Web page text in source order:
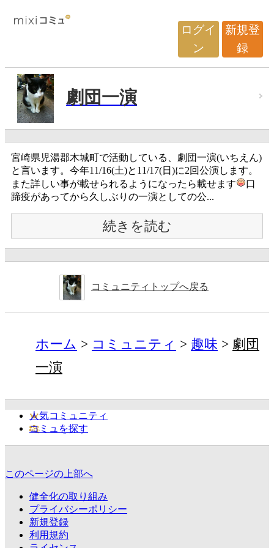
ログイ
ン
新規登
録
劇団一演
宮崎県児湯郡木城町で活動している、劇団一演(いちえん)
と言います。今年11/16(土)と11/17(日)に2回公演します。
また詳しい事が載せられるようになったら載せます
口
蹄疫があってから久しぶりの一演としての公...
続きを読む
コミュニティトップへ戻る
ホーム コミュニティ 趣味
劇団
一演
人気コミュニティ
コミュを探す
このページの上部へ
健全化の取り組み
プライバシーポリシー
新規登録
利用規約